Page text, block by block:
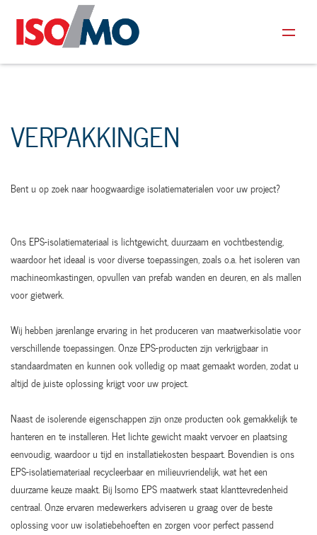
VERPAKKINGEN
Bent u op zoek naar hoogwaardige isolatiematerialen voor uw project?
Ons EPS-isolatiemateriaal is lichtgewicht, duurzaam en vochtbestendig,
waardoor het ideaal is voor diverse toepassingen, zoals o.a. het isoleren van
machineomkastingen, opvullen van prefab wanden en deuren, en als mallen
voor gietwerk.
Wij hebben jarenlange ervaring in het produceren van maatwerkisolatie voor
verschillende toepassingen. Onze EPS-producten zijn verkrijgbaar in
standaardmaten en kunnen ook volledig op maat gemaakt worden, zodat u
altijd de juiste oplossing krijgt voor uw project.
Naast de isolerende eigenschappen zijn onze producten ook gemakkelijk te
hanteren en te installeren. Het lichte gewicht maakt vervoer en plaatsing
eenvoudig, waardoor u tijd en installatiekosten bespaart. Bovendien is ons
EPS-isolatiemateriaal recycleerbaar en milieuvriendelijk, wat het een
duurzame keuze maakt. Bij Isomo EPS maatwerk staat klanttevredenheid
centraal. Onze ervaren medewerkers adviseren u graag over de beste
oplossing voor uw isolatiebehoeften en zorgen voor perfect passend